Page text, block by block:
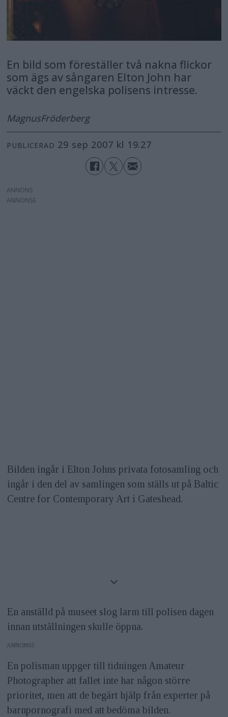
En bild som föreställer två nakna flickor
som ägs av sångaren Elton John har
väckt den engelska polisens intresse.
MagnusFröderberg
PUBLICERAD 29 sep 2007 kl 19.27
ANNONS
Bilden ingår i Elton Johns privata fotosamling och
ingår i den del av samlingen som ställs ut på Baltic
Centre for Contemporary Art i Gateshead.
En anställd på museet slog larm till polisen dagen
innan utställningen skulle öppna.
ANNONS
En polisman uppger till tidningen Amateur
Photographer att fallet inte har någon större
prioritet, men att de begärt hjälp från experter på
barnpornografi med att bedöma bilden.